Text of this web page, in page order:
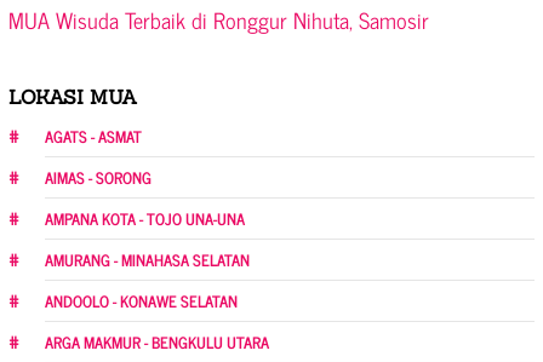
MUA Wisuda Terbaik di Ronggur Nihuta, Samosir
LOKASI MUA
AGATS - ASMAT
AIMAS - SORONG
AMPANA KOTA - TOJO UNA-UNA
AMURANG - MINAHASA SELATAN
ANDOOLO - KONAWE SELATAN
ARGA MAKMUR - BENGKULU UTARA